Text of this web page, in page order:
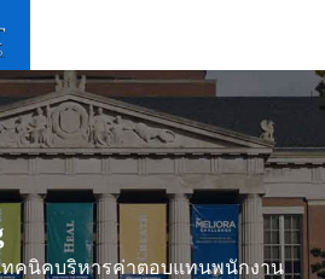
ทคนิคบริหารค่าตอบแทนพนักงาน